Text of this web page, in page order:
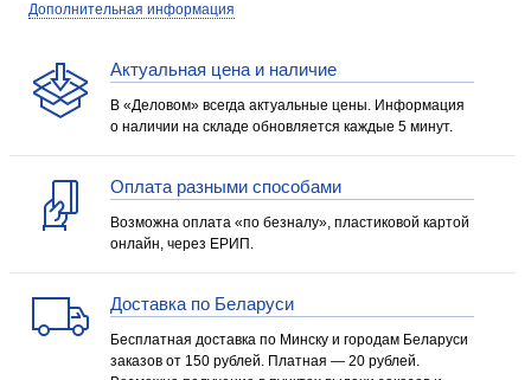
Дополнительная информация
Актуальная цена и наличие
В «Деловом» всегда актуальные цены. Информация
о наличии на складе обновляется каждые 5 минут.
Оплата разными способами
Возможна оплата «по безналу», пластиковой картой
онлайн, через ЕРИП.
Доставка по Беларуси
Бесплатная доставка по Минску и городам Беларуси
заказов от 150 рублей. Платная — 20 рублей.